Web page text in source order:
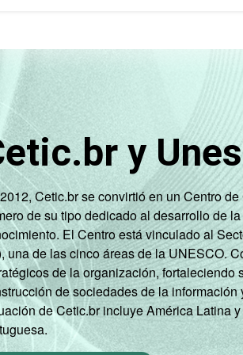
y
Cetic.br se convirtió en un Centro
de su tipo dedicado al desarrollo de
El Centro está vinculado al
una de las cinco áreas de la UNESCO.
de la organización, fortaleciendo
de sociedades de la
de Cetic.br incluye América Latina